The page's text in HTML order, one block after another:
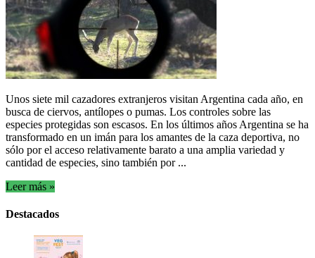
Unos siete mil cazadores extranjeros visitan Argentina cada año, en
busca de ciervos, antílopes o pumas. Los controles sobre las
especies protegidas son escasos. En los últimos años Argentina se ha
transformado en un imán para los amantes de la caza deportiva, no
sólo por el acceso relativamente barato a una amplia variedad y
cantidad de especies, sino también por ...
Leer más »
Destacados